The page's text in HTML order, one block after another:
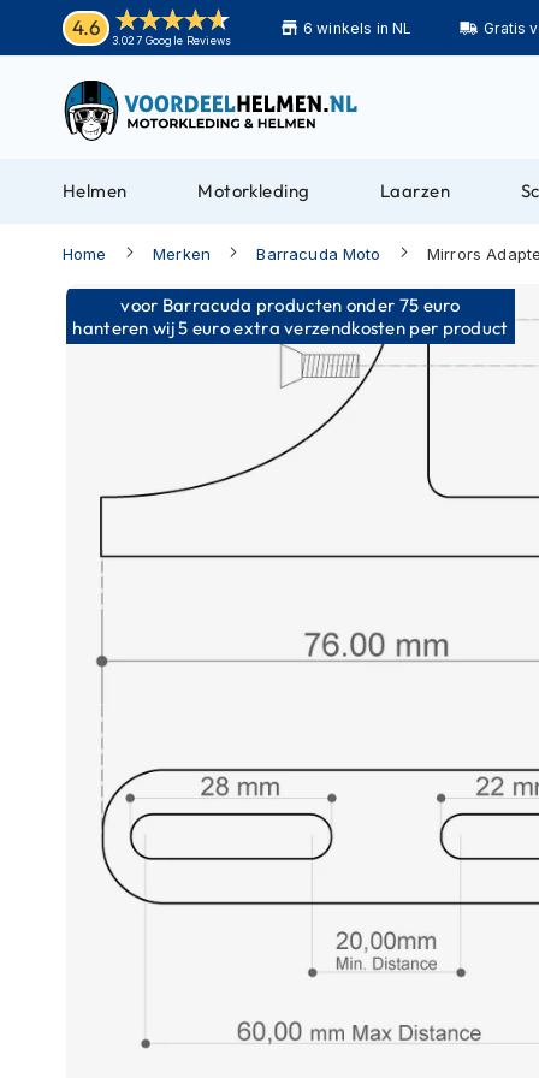
4.6
3.027 Google Reviews
6 winkels in NL Gratis
Helmen
Motorhelmen
helmen
Bluetooth
Helmen
motorhelmen
motorhelmen
motorhelmen
Helmen Motorkleding Laarzen
Home Merken Barracuda Moto Mirrors
Ga
naar
gallerij
voor Barracuda producten onder 75 euro
hanteren wij 5 euro extra verzendkosten per product